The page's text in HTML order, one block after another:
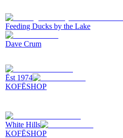
Feeding Ducks by the Lake
Dave Crum
Ēst 1974
KOFĒSHOP
White Hills
KOFĒSHOP